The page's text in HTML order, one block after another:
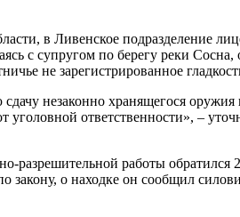
в Ливенское подразделение
с супругом по берегу реки
не зарегистрированное
незаконно хранящегося
ответственности», –
разрешительной работы
о находке он сообщил